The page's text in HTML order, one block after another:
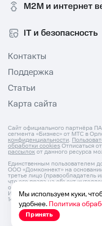
M2M и интернет
IT и безопасность
Контакты
Поддержка
Статьи
Карта сайта
Сайт официального партнёра
сегмента «Бизнес» от МТС в
конфиденциальности.
обработки cookies Отписаться
рассылок от данного ресурса
Единственным пользователем
ООО «Домконнект» на
третье лицо (правообладатель
что его права на объект
он может направить претензию
ИНН: 7604350152, Юр. Адрес
14 корп 3, оф.кв. 54 и по e-mail:
Мы используем куки,
удобнее. Политика
Принять